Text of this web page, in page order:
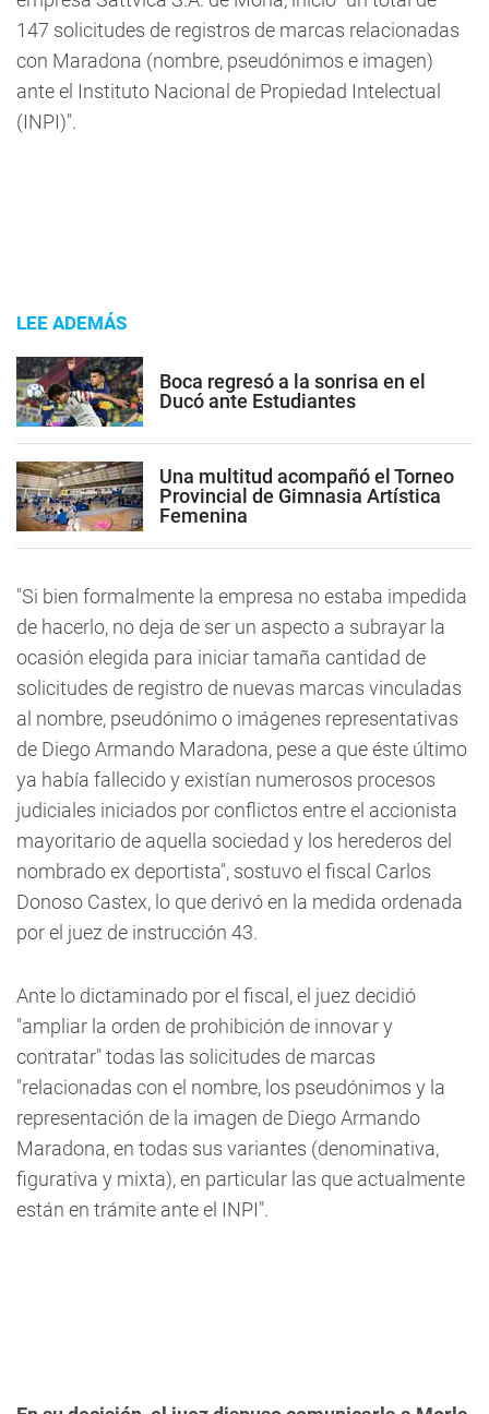
147 solicitudes de registros de marcas relacionadas
con Maradona (nombre, pseudónimos e imagen)
ante el Instituto Nacional de Propiedad Intelectual
(INPI)".
LEE ADEMÁS
Boca regresó a la sonrisa en el
Ducó ante Estudiantes
Una multitud acompañó el Torneo
Provincial de Gimnasia Artística
Femenina
"Si bien formalmente la empresa no estaba impedida
de hacerlo, no deja de ser un aspecto a subrayar la
ocasión elegida para iniciar tamaña cantidad de
solicitudes de registro de nuevas marcas vinculadas
al nombre, pseudónimo o imágenes representativas
de Diego Armando Maradona, pese a que éste último
ya había fallecido y existían numerosos procesos
judiciales iniciados por conflictos entre el accionista
mayoritario de aquella sociedad y los herederos del
nombrado ex deportista", sostuvo el fiscal Carlos
Donoso Castex, lo que derivó en la medida ordenada
por el juez de instrucción 43.
Ante lo dictaminado por el fiscal, el juez decidió
"ampliar la orden de prohibición de innovar y
contratar" todas las solicitudes de marcas
"relacionadas con el nombre, los pseudónimos y la
representación de la imagen de Diego Armando
Maradona, en todas sus variantes (denominativa,
figurativa y mixta), en particular las que actualmente
están en trámite ante el INPI".